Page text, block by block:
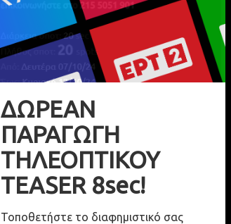
ΔΩΡΕΑΝ
ΠΑΡΑΓΩΓΗ
ΤΗΛΕΟΠΤΙΚΟΥ
TEASER 8sec!
Τοποθετήστε το διαφημιστικό σας